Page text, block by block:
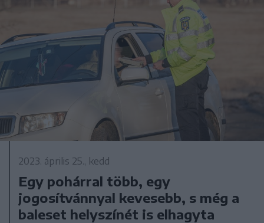
2023. április 25., kedd
Egy pohárral több, egy
jogosítvánnyal kevesebb, s még a
baleset helyszínét is elhagyta